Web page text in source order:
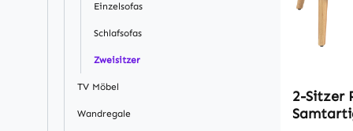
Einzelsofas
Schlafsofas
Zweisitzer
TV Möbel
Wandregale
2-Sitzer